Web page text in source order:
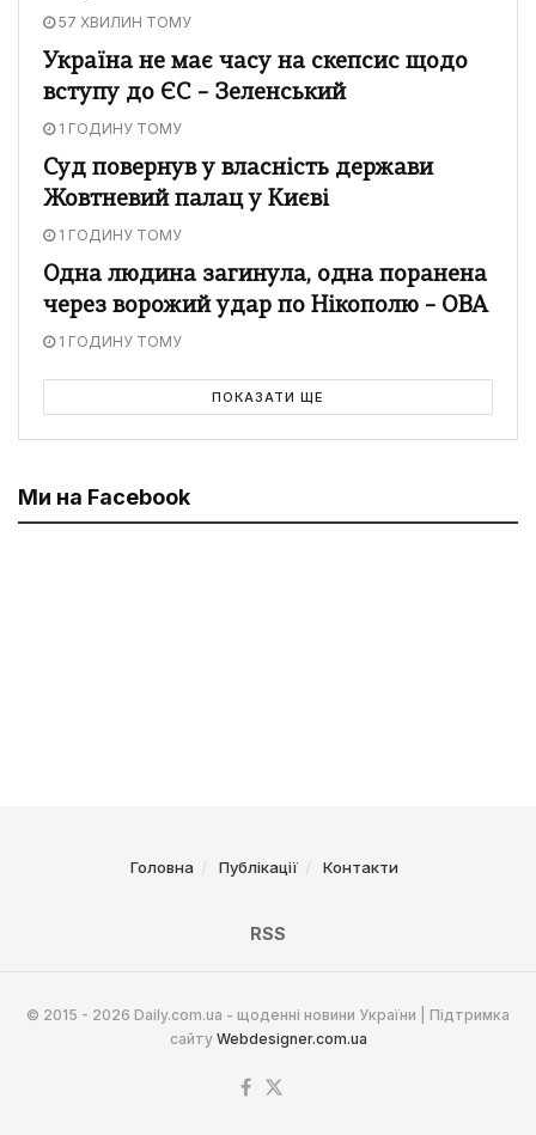
57 ХВИЛИН ТОМУ
Україна не має часу на скепсис щодо
вступу до ЄС – Зеленський
1 ГОДИНУ ТОМУ
Суд повернув у власність держави
Жовтневий палац у Києві
1 ГОДИНУ ТОМУ
Одна людина загинула, одна поранена
через ворожий удар по Нікополю – ОВА
1 ГОДИНУ ТОМУ
ПОКАЗАТИ ЩЕ
Ми на Facebook
Головна Публікації Контакти
RSS
© 2015 - 2026 Daily.com.ua - щоденні новини України | Підтримка
сайту Webdesigner.com.ua